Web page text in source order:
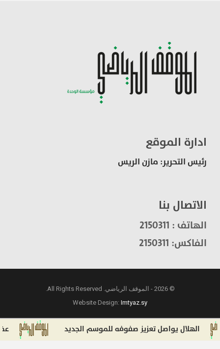
ادارة الموقع
رئيس التحرير: مازن الريس
الاتصال بنا
الهاتف : 2150311
الفاكس: 2150311
© 2026 - الموقف الرياضي. All Rights Reserved.
Website Design:Imtyaz.sy
الهلال يواصل تعزيز صفوفه للموسم الجديد عضو